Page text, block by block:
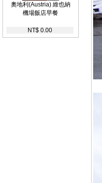
奧地利(Austria) 維也納
機場飯店早餐
NT$ 0.00